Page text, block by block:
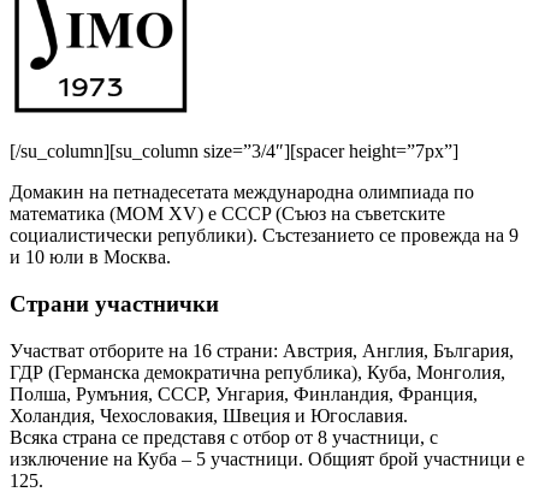
[/su_column][su_column size=”3/4″][spacer height=”7px”]
Домакин на петнадесетата международна олимпиада по
математика (МОМ XV) е СССP (Съюз на съветските
социалистически републики). Състезанието се провежда на 9
и 10 юли в Москва.
Страни участнички
Участват отборите на 16 страни: Австрия, Англия, България,
ГДР (Германска демократична република), Куба, Монголия,
Полша, Румъния, СССР, Унгария, Финландия, Франция,
Холандия, Чехословакия, Швеция и Югославия.
Всяка страна се представя с отбор от 8 участници, с
изключение на Куба – 5 участници. Общият брой участници е
125.